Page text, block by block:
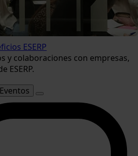
ESERP
y colaboraciones con empresas,
ESERP.